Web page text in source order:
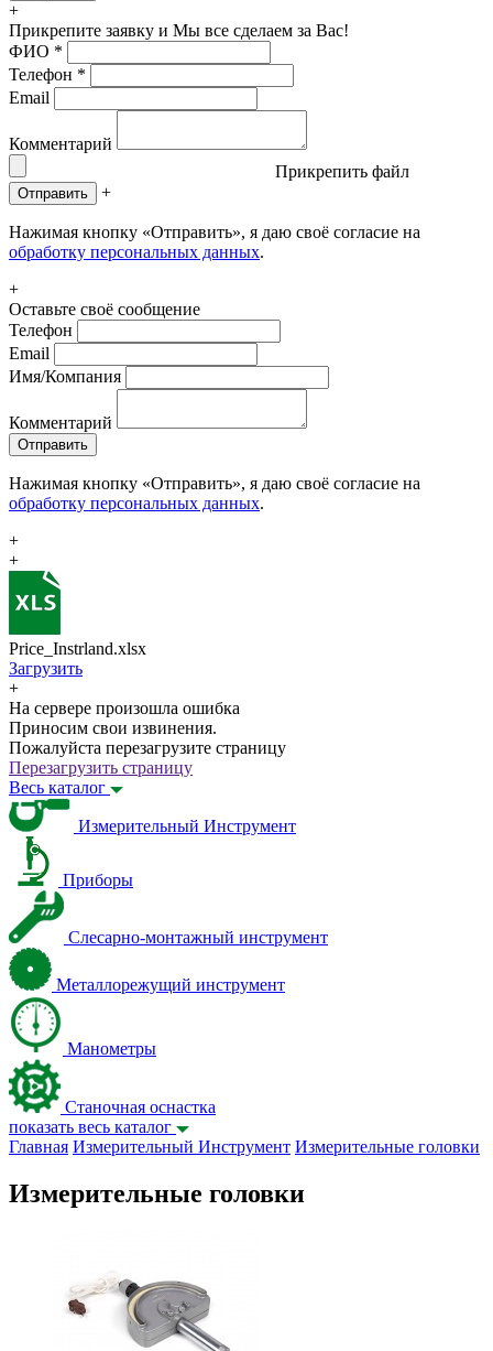
+
Прикрепите заявку и Мы все сделаем за Вас!
ФИО *
Телефон *
Email
Комментарий
Прикрепить файл
Отправить +
Нажимая кнопку «Отправить», я даю своё согласие на
обработку персональных данных.
+
Оставьте своё сообщение
Телефон
Email
Имя/Компания
Комментарий
Отправить
Нажимая кнопку «Отправить», я даю своё согласие на
обработку персональных данных.
+
+
Price_Instrland.xlsx
Загрузить
+
На сервере произошла ошибка
Приносим свои извинения.
Пожалуйста перезагрузите страницу
Перезагрузить страницу
Весь каталог
Измерительный Инструмент
Приборы
Слесарно-монтажный инструмент
Металлорежущий инструмент
Манометры
Станочная оснастка
показать весь каталог
Главная Измерительный Инструмент Измерительные головки
Измерительные головки